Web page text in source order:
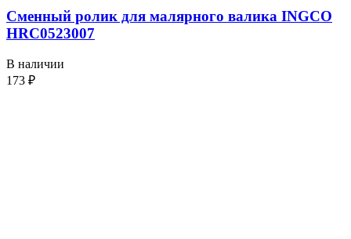
Сменный ролик для малярного валика INGCO
HRC0523007
В наличии
173 ₽